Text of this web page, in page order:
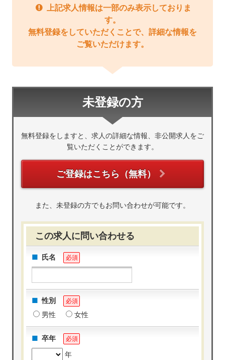
上記求人情報は一部のみ表示しておりま
す。
無料登録をしていただくことで、詳細な情報を
ご覧いただけます。
未登録の方
無料登録をしますと、求人の詳細な情報、非公開求人をご
覧いただくことができます。
ご登録はこちら（無料）
また、未登録の方でもお問い合わせが可能です。
この求人に問い合わせる
氏名 必須
性別 必須
男性 女性
卒年 必須
年